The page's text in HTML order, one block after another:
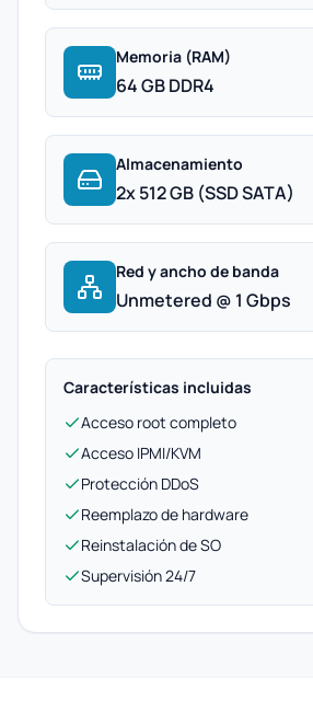
Memoria (RAM)
64 GB DDR4
Almacenamiento
2x 512 GB (SSD SATA)
Red y ancho de banda
Unmetered @ 1 Gbps
Características incluidas
Acceso root completo
Acceso IPMI/KVM
Protección DDoS
Reemplazo de hardware
Reinstalación de SO
Supervisión 24/7